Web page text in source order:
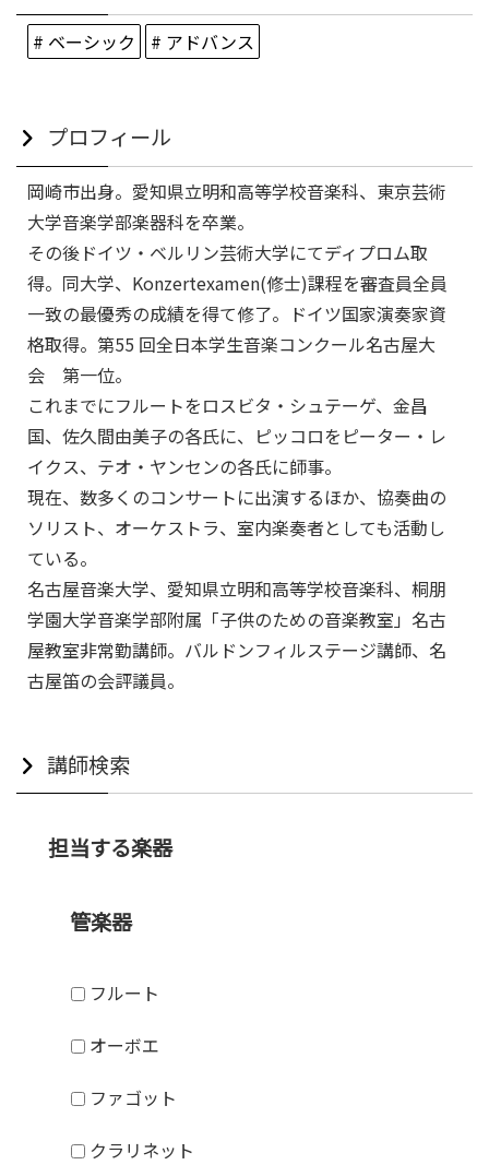
# ベーシック # アドバンス
プロフィール
岡崎市出身。愛知県立明和高等学校音楽科、東京芸術
大学音楽学部楽器科を卒業。
その後ドイツ・ベルリン芸術大学にてディプロム取
得。同大学、Konzertexamen(修士)課程を審査員全員
一致の最優秀の成績を得て修了。ドイツ国家演奏家資
格取得。第55 回全日本学生音楽コンクール名古屋大
会 第一位。
これまでにフルートをロスビタ・シュテーゲ、金昌
国、佐久間由美子の各氏に、ピッコロをピーター・レ
イクス、テオ・ヤンセンの各氏に師事。
現在、数多くのコンサートに出演するほか、協奏曲の
ソリスト、オーケストラ、室内楽奏者としても活動し
ている。
名古屋音楽大学、愛知県立明和高等学校音楽科、桐朋
学園大学音楽学部附属「子供のための音楽教室」名古
屋教室非常勤講師。バルドンフィルステージ講師、名
古屋笛の会評議員。
講師検索
担当する楽器
管楽器
フルート
オーボエ
ファゴット
クラリネット